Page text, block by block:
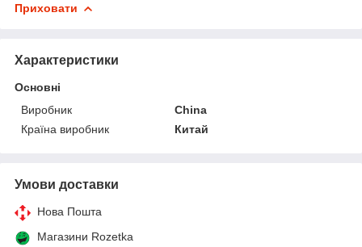
Приховати
Характеристики
Основні
Виробник
China
Країна виробник
Китай
Умови доставки
Нова Пошта
Магазини Rozetka